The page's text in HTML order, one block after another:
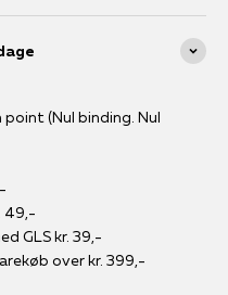
(Nul binding. Nul
49,-
GLS kr. 39,-
over kr. 399,-